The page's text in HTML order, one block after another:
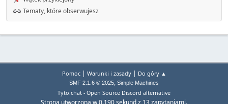
Tematy, które obserwujesz
Pomoc| Warunki i zasady| Do góry ▲
SMF 2.1.6 © 2025, Simple Machines
Tyto.chat - Open Source Discord alternative
Strona utworzona w 0.190 sekund z 13 zapytaniami.